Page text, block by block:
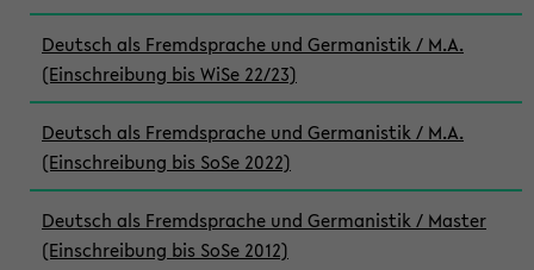
Deutsch als Fremdsprache und Germanistik / M.A.
(Einschreibung bis WiSe 22/23)
Deutsch als Fremdsprache und Germanistik / M.A.
(Einschreibung bis SoSe 2022)
Deutsch als Fremdsprache und Germanistik / Master
(Einschreibung bis SoSe 2012)